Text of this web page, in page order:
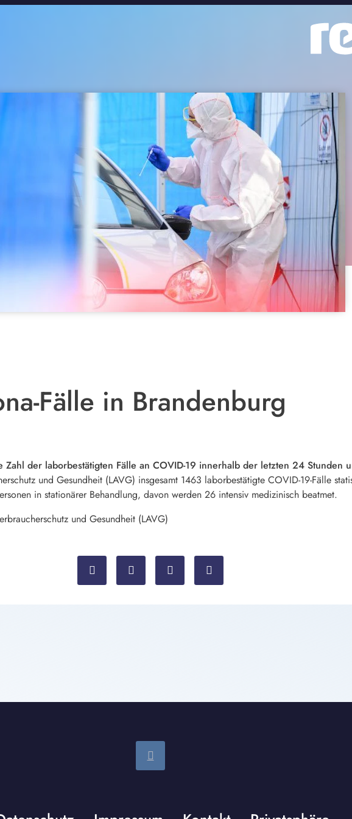
Fälle in Brandenburg
Zahl der laborbestätigten Fälle an COVID-19 innerhalb der letzten 24 Stunden
und Gesundheit (LAVG) insgesamt 1463 laborbestätigte COVID-19-Fälle
in stationärer Behandlung, davon werden 26 intensiv medizinisch beatmet.
und Gesundheit (LAVG)